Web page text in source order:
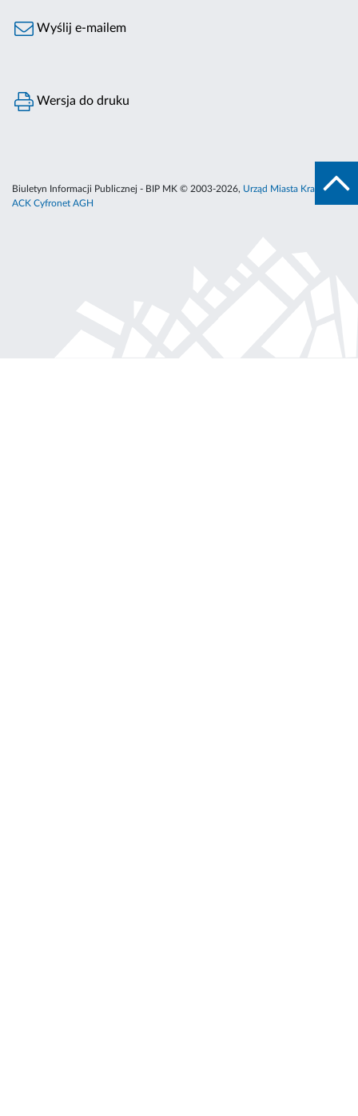
Wyślij e-mailem
Wersja do druku
Biuletyn Informacji Publicznej - BIP MK © 2003-2026, Urząd Miasta Krakowa
ACK Cyfronet AGH